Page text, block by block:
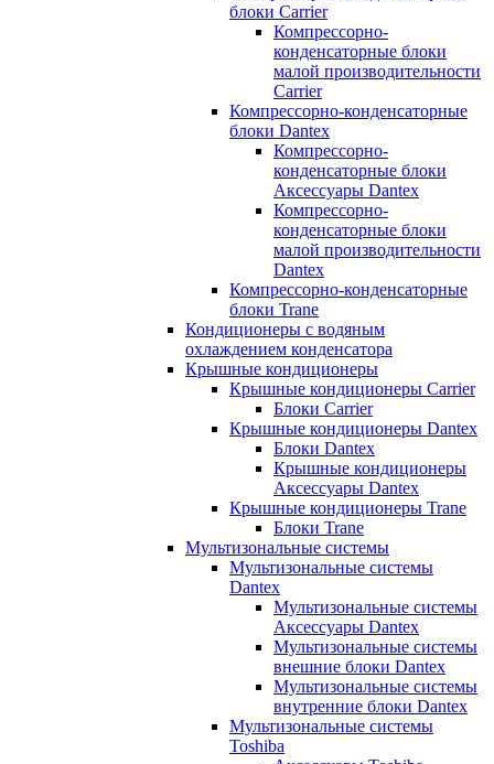
блоки Carrier
Компрессорно-
конденсаторные блоки
малой производительности
Carrier
Компрессорно-конденсаторные
блоки Dantex
Компрессорно-
конденсаторные блоки
Аксессуары Dantex
Компрессорно-
конденсаторные блоки
малой производительности
Dantex
Компрессорно-конденсаторные
блоки Trane
Кондиционеры с водяным
охлаждением конденсатора
Крышные кондиционеры
Крышные кондиционеры Carrier
Блоки Carrier
Крышные кондиционеры Dantex
Блоки Dantex
Крышные кондиционеры
Аксессуары Dantex
Крышные кондиционеры Trane
Блоки Trane
Мультизональные системы
Мультизональные системы
Dantex
Мультизональные системы
Аксессуары Dantex
Мультизональные системы
внешние блоки Dantex
Мультизональные системы
внутренние блоки Dantex
Мультизональные системы
Toshiba